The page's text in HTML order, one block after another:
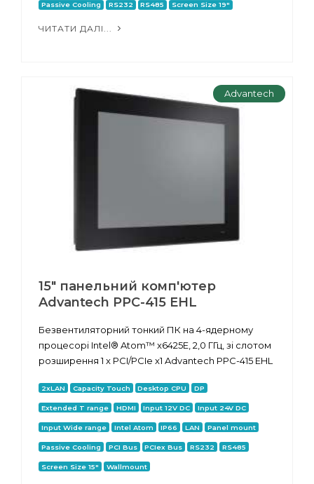
Passive Cooling RS232 RS485 Screen Size 19"
ЧИТАТИ ДАЛІ...
Advantech
15" панельний комп'ютер
Advantech PPC-415 EHL
Безвентиляторний тонкий ПК на 4-ядерному
процесорі Intel® Atom™ x6425E, 2,0 ГГц, зі слотом
розширення 1 x PCI/PCIe x1 Advantech PPC-415 EHL
2xLAN Capacity Touch Desktop CPU DP
Extended T range HDMI Input 12V DC Input 24V DC
Input Wide range Intel Atom IP66 LAN Panel mount
Passive Cooling PCI Bus PCIex Bus RS232 RS485
Screen Size 15" Wallmount